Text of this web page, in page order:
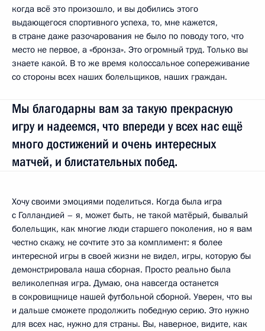
когда всё это произошло, и вы добились этого
выдающегося спортивного успеха, то, мне кажется,
в стране даже разочарования не было по поводу того, что
место не первое, а «бронза». Это огромный труд. Только вы
знаете какой. В то же время колоссальное сопереживание
со стороны всех наших болельщиков, наших граждан.
Мы благодарны вам за такую прекрасную
игру и надеемся, что впереди у всех нас ещё
много достижений и очень интересных
матчей, и блистательных побед.
Хочу своими эмоциями поделиться. Когда была игра
с Голландией – я, может быть, не такой матёрый, бывалый
болельщик, как многие люди старшего поколения, но я вам
честно скажу, не сочтите это за комплимент: я более
интересной игры в своей жизни не видел, игры, которую бы
демонстрировала наша сборная. Просто реально была
великолепная игра. Думаю, она навсегда останется
в сокровищнице нашей футбольной сборной. Уверен, что вы
и дальше сможете продолжить победную серию. Это нужно
для всех нас, нужно для страны. Вы, наверное, видите, как